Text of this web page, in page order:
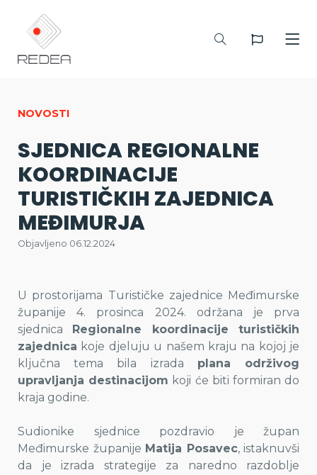
NOVOSTI
SJEDNICA REGIONALNE
KOORDINACIJE
TURISTIČKIH ZAJEDNICA
MEĐIMURJA
Objavljeno 06.12.2024
U prostorijama Turističke zajednice Međimurske
županije 4. prosinca 2024. održana je prva
sjednica Regionalne koordinacije turističkih
zajednica koje djeluju u našem kraju na kojoj je
ključna tema bila izrada plana održivog
upravljanja destinacijom koji će biti formiran do
kraja godine.
Sudionike sjednice pozdravio je župan
Međimurske županije Matija Posavec, istaknuvši
da je izrada strategije za naredno razdoblje